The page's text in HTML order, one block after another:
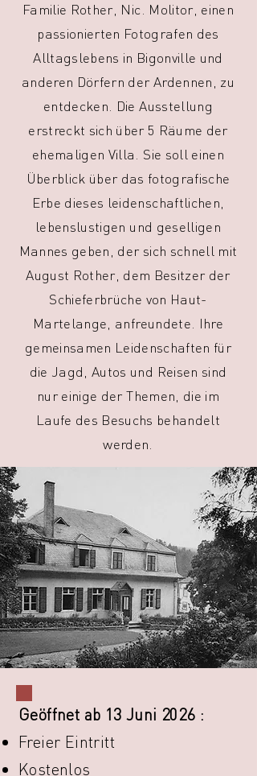
Familie Rother, Nic. Molitor, einen
passionierten Fotografen des
Alltagslebens in Bigonville und
anderen Dörfern der Ardennen, zu
entdecken. Die Ausstellung
erstreckt sich über 5 Räume der
ehemaligen Villa. Sie soll einen
Überblick über das fotografische
Erbe dieses leidenschaftlichen,
lebenslustigen und geselligen
Mannes geben, der sich schnell mit
August Rother, dem Besitzer der
Schieferbrüche von Haut-
Martelange, anfreundete. Ihre
gemeinsamen Leidenschaften für
die Jagd, Autos und Reisen sind
nur einige der Themen, die im
Laufe des Besuchs behandelt
werden.
Geöffnet ab 13 Juni 2026 :
Freier Eintritt
Kostenlos